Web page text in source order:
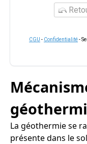
CGU - Confidentialité-
La géothermie se
présente dans le